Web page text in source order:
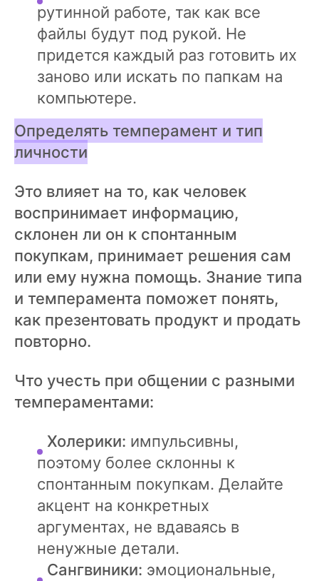
рутинной работе, так как все
файлы будут под рукой. Не
придется каждый раз готовить их
заново или искать по папкам на
компьютере.
Определять темперамент и тип
личности
Это влияет на то, как человек
воспринимает информацию,
склонен ли он к спонтанным
покупкам, принимает решения сам
или ему нужна помощь. Знание типа
и темперамента поможет понять,
как презентовать продукт и продать
повторно.
Что учесть при общении с разными
темпераментами:
Холерики: импульсивны,
поэтому более склонны к
спонтанным покупкам. Делайте
акцент на конкретных
аргументах, не вдаваясь в
ненужные детали.
Сангвиники: эмоциональные,